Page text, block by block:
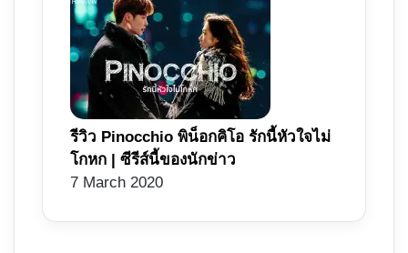
รีวิว Pinocchio พิน็อกคิโอ รักนี้หัวใจไม่
โกหก | ซีรีส์นี้ของนักข่าว
7 March 2020